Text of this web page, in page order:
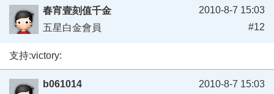
春宵壹刻值千金
五星白金會員
2010-8-7 15:03
#12
支持:victory:
b061014
2010-8-7 15:03